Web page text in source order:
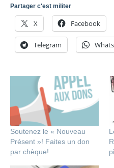
Partager c'est militer
X Facebook
Telegram
Soutenez le « Nouveau
Présent »! Faites un don
par chèque!